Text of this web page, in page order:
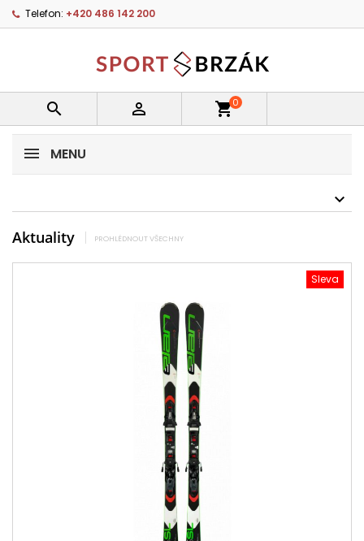
Telefon: +420 486 142 200
  shopping_cart0
MENU
Aktuality PROHLÉDNOUT VŠECHNY
Sleva